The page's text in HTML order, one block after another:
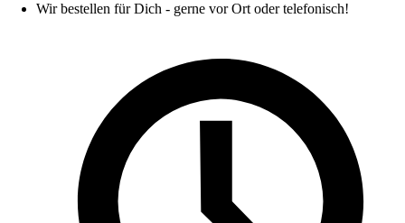
Wir bestellen für Dich - gerne vor Ort oder telefonisch!